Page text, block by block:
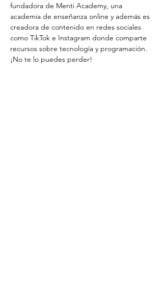
fundadora de Menti Academy, una
academia de enseñanza online y además es
creadora de contenido en redes sociales
como TikTok e Instagram donde comparte
recursos sobre tecnología y programación.
¡No te lo puedes perder!